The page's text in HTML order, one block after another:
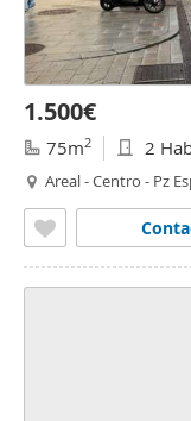
1.500€
75m2 2
Areal - Centro - Pz